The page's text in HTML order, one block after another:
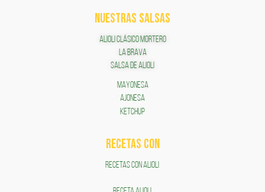
NUESTRAS SALSAS
ALIOLI CLÁSICO MORTERO
LA BRAVA
SALSA DE ALIOLI
MAYONESA
AJONESA
KETCHUP
RECETAS COn
RECETAS CON ALIOLI